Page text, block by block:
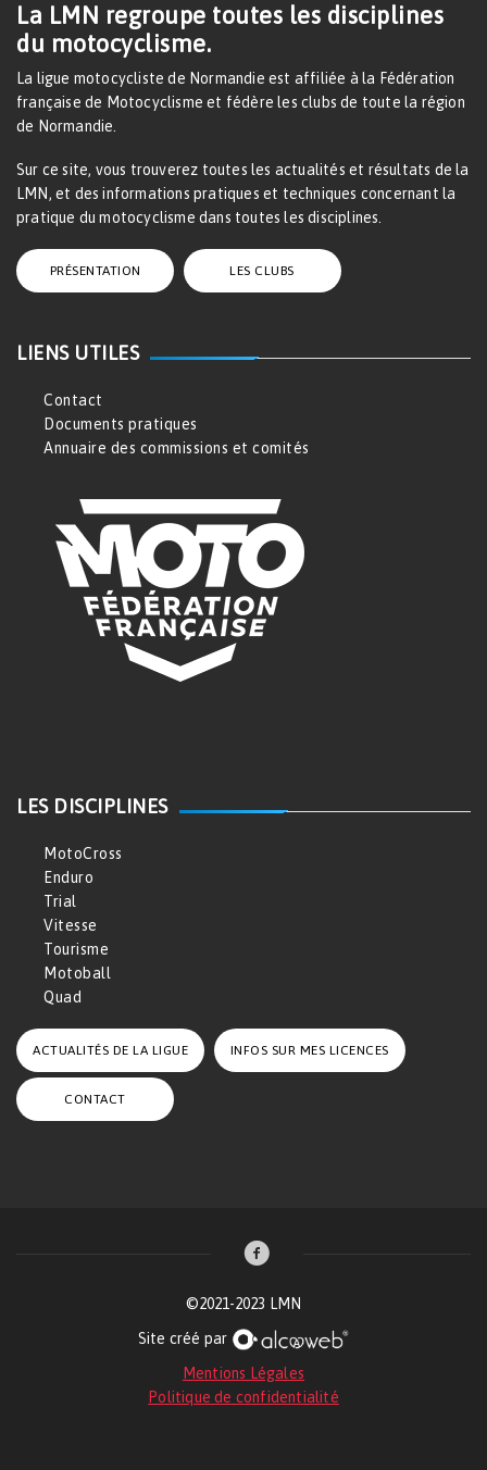
La LMN regroupe toutes les disciplines
du motocyclisme.
La ligue motocycliste de Normandie est affiliée à la Fédération
française de Motocyclisme et fédère les clubs de toute la région
de Normandie.
Sur ce site, vous trouverez toutes les actualités et résultats de la
LMN, et des informations pratiques et techniques concernant la
pratique du motocyclisme dans toutes les disciplines.
PRÉSENTATION LES CLUBS
LIENS UTILES
Contact
Documents pratiques
Annuaire des commissions et comités
LES DISCIPLINES
MotoCross
Enduro
Trial
Vitesse
Tourisme
Motoball
Quad
ACTUALITÉS DE LA LIGUE INFOS SUR MES LICENCES
CONTACT
©2021-2023 LMN
Site créé par
Mentions Légales
Politique de confidentialité